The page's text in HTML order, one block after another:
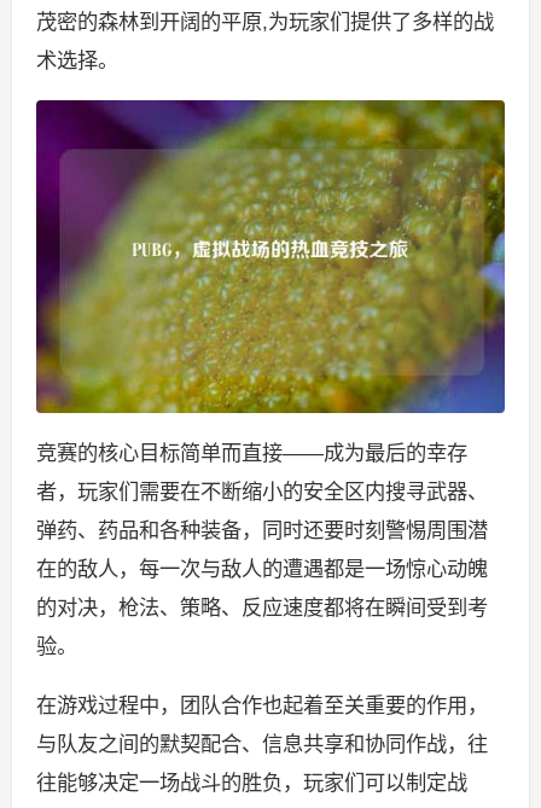
茂密的森林到开阔的平原,为玩家们提供了多样的战
术选择。
竞赛的核心目标简单而直接——成为最后的幸存
者，玩家们需要在不断缩小的安全区内搜寻武器、
弹药、药品和各种装备，同时还要时刻警惕周围潜
在的敌人，每一次与敌人的遭遇都是一场惊心动魄
的对决，枪法、策略、反应速度都将在瞬间受到考
验。
在游戏过程中，团队合作也起着至关重要的作用，
与队友之间的默契配合、信息共享和协同作战，往
往能够决定一场战斗的胜负，玩家们可以制定战